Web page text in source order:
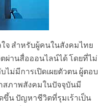
จ สำหรับผู้คนในสังคมไทย
ผ่านสื่อออนไลน์ได้ โดยที่ไม่
ม่มีการเปิดเผยตัวตน ผู้ตอบ
สภาพสังคมในปัจจุบันมี
ขึ้น ปัญหาชีวิตที่รุมเร้าเป็น